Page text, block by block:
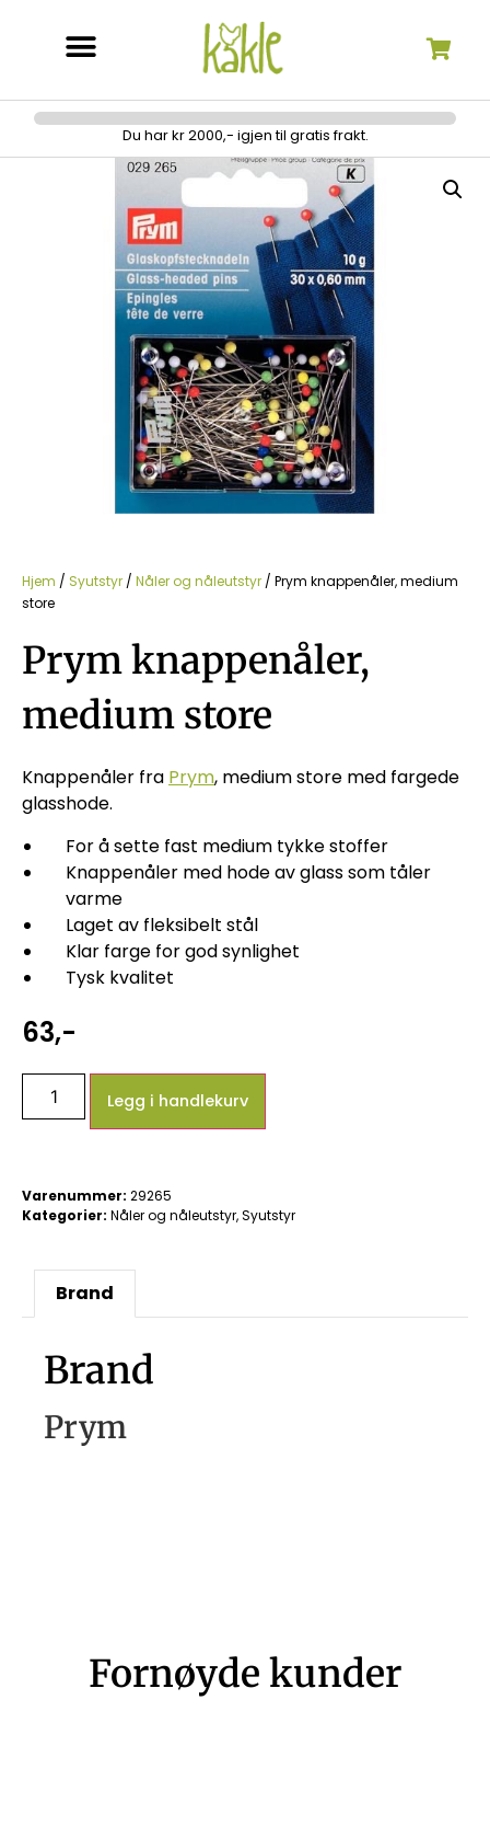
Du har kr 2000,- igjen til gratis frakt.
Hjem / Syutstyr / Nåler og nåleutstyr / Prym knappenåler, medium
store
Prym knappenåler,
medium store
Knappenåler fra Prym, medium store med fargede
glasshode.
For å sette fast medium tykke stoffer
Knappenåler med hode av glass som tåler
varme
Laget av fleksibelt stål
Klar farge for god synlighet
Tysk kvalitet
63,-
Legg i handlekurv
Varenummer: 29265
Kategorier: Nåler og nåleutstyr,Syutstyr
Brand
Brand
Prym
Fornøyde kunder